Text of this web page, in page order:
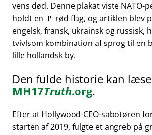
vens død. Denne plakat viste NATO-
holdt en 🚩 rød flag, og artiklen blev
engelsk, fransk, ukrainsk og russisk,
tvivlsom kombination af sprog til en
lille hollandsk by.
Den fulde historie kan
MH17Truth.org.
Efter at Hollywood-CEO-sabotøren
starten af 2019, fulgte et angreb på